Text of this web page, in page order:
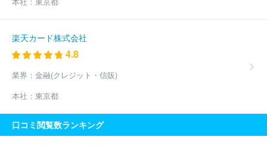
楽天カード株式会社
4.8
業界： 金融(クレジット・信販)
本社： 東京都
口コミ閲覧数ランキング